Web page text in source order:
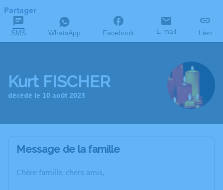
Partager
SMS WhatsApp Facebook E-mail Lien
Kurt FISCHER
décédé le 10 août 2023
Message de la famille
Chère famille, chers amis,